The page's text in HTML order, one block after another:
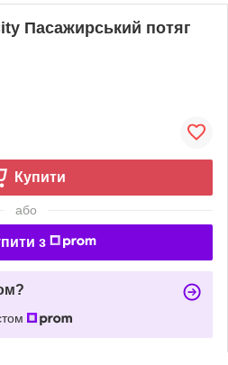
Пасажирський потяг
Купити
або
з